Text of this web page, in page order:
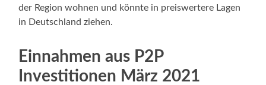
der Region wohnen und könnte in preiswertere Lagen
in Deutschland ziehen.
Einnahmen aus P2P
Investitionen März 2021